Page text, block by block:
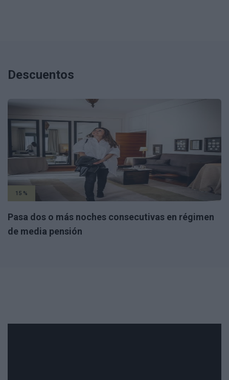
Descuentos
15 %
Pasa dos o más noches consecutivas en régimen
de media pensión